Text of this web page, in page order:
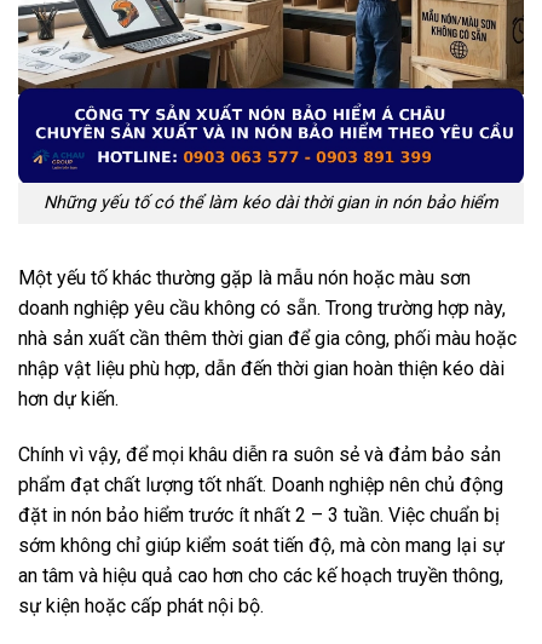
Những yếu tố có thể làm kéo dài thời gian in nón bảo hiểm
Một yếu tố khác thường gặp là mẫu nón hoặc màu sơn
doanh nghiệp yêu cầu không có sẵn. Trong trường hợp này,
nhà sản xuất cần thêm thời gian để gia công, phối màu hoặc
nhập vật liệu phù hợp, dẫn đến thời gian hoàn thiện kéo dài
hơn dự kiến.
Chính vì vậy, để mọi khâu diễn ra suôn sẻ và đảm bảo sản
phẩm đạt chất lượng tốt nhất. Doanh nghiệp nên chủ động
đặt in nón bảo hiểm trước ít nhất 2 – 3 tuần. Việc chuẩn bị
sớm không chỉ giúp kiểm soát tiến độ, mà còn mang lại sự
an tâm và hiệu quả cao hơn cho các kế hoạch truyền thông,
sự kiện hoặc cấp phát nội bộ.